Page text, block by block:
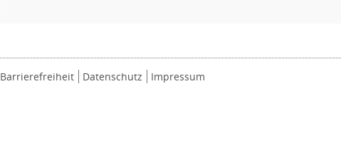
Barrierefreiheit Datenschutz Impressum